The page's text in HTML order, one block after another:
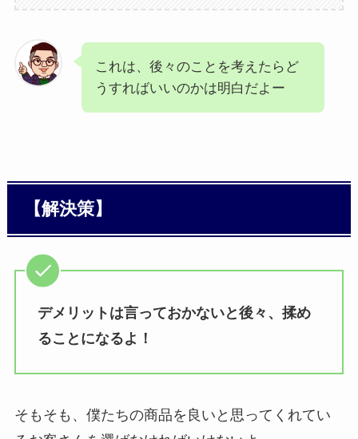
これは、後々のことを考えたらど
うすればいいのかは明白だよー
【解決策】
デメリットは言っておかないと後々、揉め
ることになるよ！
そもそも、僕たちの商品を良いと思ってくれてい